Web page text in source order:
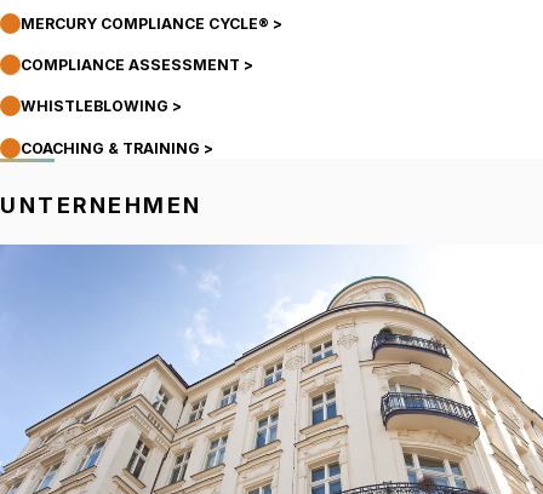
MERCURY COMPLIANCE CYCLE® >
COMPLIANCE ASSESSMENT >
WHISTLEBLOWING >
COACHING & TRAINING >
UNTERNEHMEN